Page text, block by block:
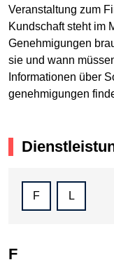
Veranstaltung zum
Kundschaft steht im
Genehmigungen
sie und wann
Informationen über
genehmigungen
F L
F